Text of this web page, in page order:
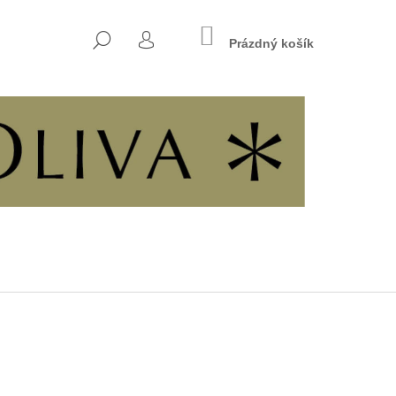
HLEDAT
PŘIHLÁŠENÍ
NÁKUPNÍ
KOŠÍK
Prázdný košík